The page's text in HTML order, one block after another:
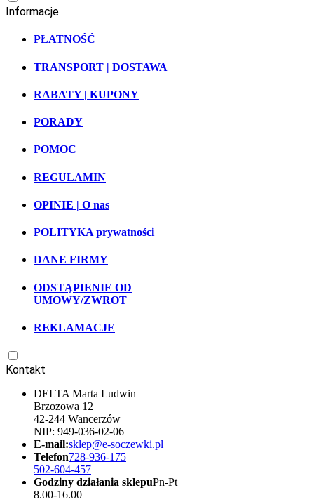
Informacje
PŁATNOŚĆ
TRANSPORT | DOSTAWA
RABATY | KUPONY
PORADY
POMOC
REGULAMIN
OPINIE | O nas
POLITYKA prywatności
DANE FIRMY
ODSTĄPIENIE OD
UMOWY/ZWROT
REKLAMACJE
Kontakt
DELTA Marta Ludwin
Brzozowa 12
42-244 Wancerzów
NIP: 949-036-02-06
E-mail:sklep@e-soczewki.pl
Telefon728-936-175
502-604-457
Godziny działania sklepuPn-Pt
8.00-16.00